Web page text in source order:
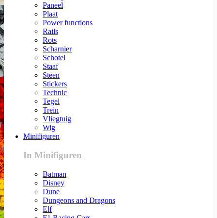
Paneel
Plaat
Power functions
Rails
Rots
Scharnier
Schotel
Staaf
Steen
Stickers
Technic
Tegel
Trein
Vliegtuig
Wig
Minifiguren
In Minifiguren
Batman
Disney
Dune
Dungeons and Dragons
Elf